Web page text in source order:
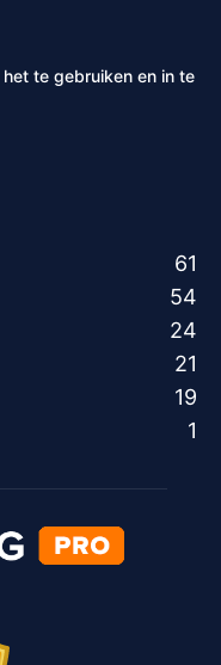
het te gebruiken en in te
61
54
24
21
19
1